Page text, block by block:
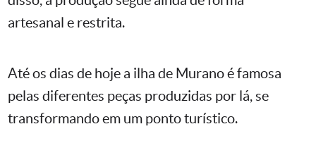
artesanal e restrita.
Até os dias de hoje a ilha de Murano é famosa
pelas diferentes peças produzidas por lá, se
transformando em um ponto turístico.